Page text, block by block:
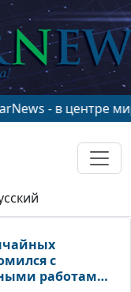
- в центре
с
работами